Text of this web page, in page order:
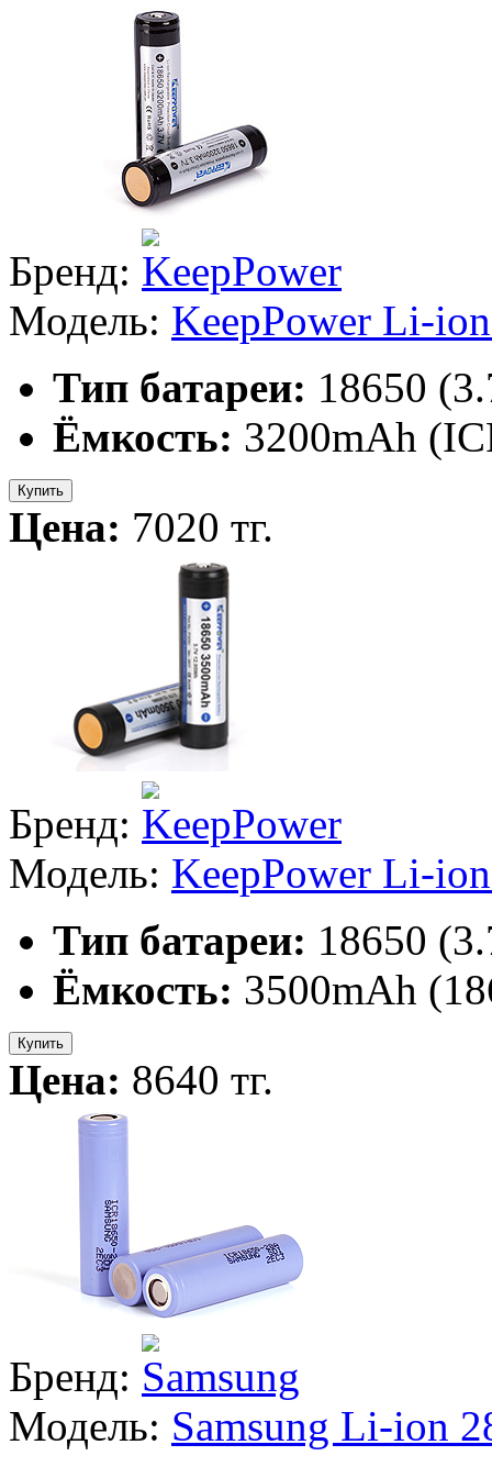
Бренд:
Модель: KeepPower Li-
Тип батареи: 18650
Ёмкость: 3200mAh
Купить
Цена: 7020 тг.
Бренд:
Модель: KeepPower Li-
Тип батареи: 18650
Ёмкость: 3500mAh
Купить
Цена: 8640 тг.
Бренд:
Модель: Samsung Li-ion